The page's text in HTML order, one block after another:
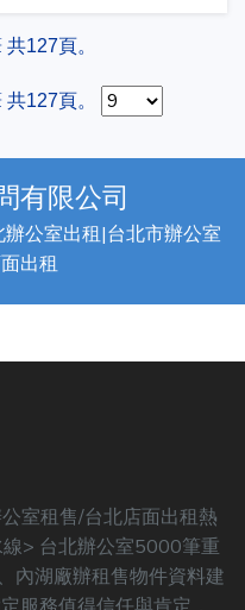
127頁。
127頁。
有限公司
公室出租|台北市辦公室
出租
室租售/台北店面出租熱
> 台北辦公室5000筆重
內湖廠辦租售物件資料建